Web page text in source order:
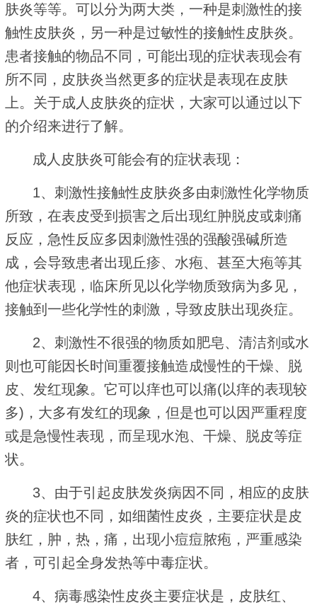
肤炎等等。可以分为两大类，一种是刺激性的接
触性皮肤炎，另一种是过敏性的接触性皮肤炎。
患者接触的物品不同，可能出现的症状表现会有
所不同，皮肤炎当然更多的症状是表现在皮肤
上。关于成人皮肤炎的症状，大家可以通过以下
的介绍来进行了解。
成人皮肤炎可能会有的症状表现：
1、刺激性接触性皮肤炎多由刺激性化学物质
所致，在表皮受到损害之后出现红肿脱皮或刺痛
反应，急性反应多因刺激性强的强酸强碱所造
成，会导致患者出现丘疹、水疱、甚至大疱等其
他症状表现，临床所见以化学物质致病为多见，
接触到一些化学性的刺激，导致皮肤出现炎症。
2、刺激性不很强的物质如肥皂、清洁剂或水
则也可能因长时间重覆接触造成慢性的干燥、脱
皮、发红现象。它可以痒也可以痛(以痒的表现较
多)，大多有发红的现象，但是也可以因严重程度
或是急慢性表现，而呈现水泡、干燥、脱皮等症
状。
3、由于引起皮肤发炎病因不同，相应的皮肤
炎的症状也不同，如细菌性皮炎，主要症状是皮
肤红，肿，热，痛，出现小痘痘脓疱，严重感染
者，可引起全身发热等中毒症状。
4、病毒感染性皮炎主要症状是，皮肤红、